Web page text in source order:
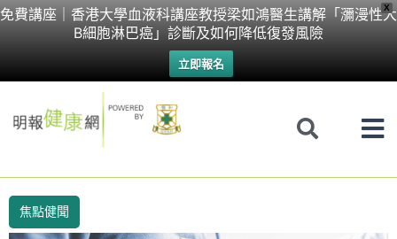
X
免費講座｜香港大學血液科講座教授梁如鴻醫生講解「瀰漫性大
B細胞淋巴癌」診斷及如何降低復發風險
立即報名
Skip
焦點健聞